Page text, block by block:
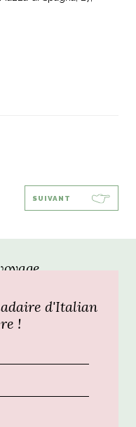
SUIVANT
d'Italian
!